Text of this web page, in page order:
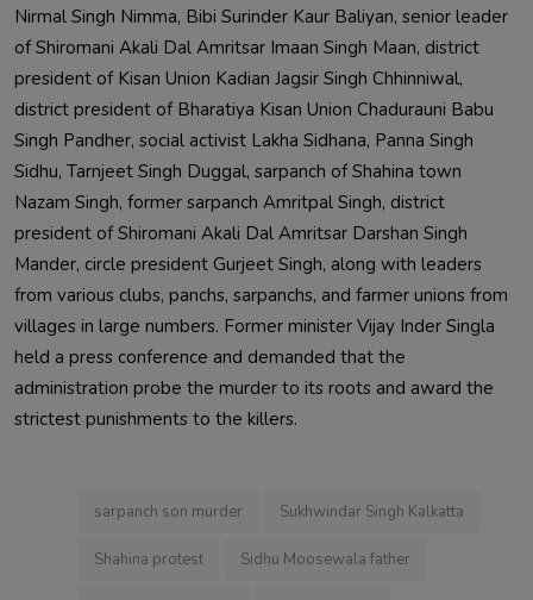
Nirmal Singh Nimma, Bibi Surinder Kaur Baliyan, senior leader
of Shiromani Akali Dal Amritsar Imaan Singh Maan, district
president of Kisan Union Kadian Jagsir Singh Chhinniwal,
district president of Bharatiya Kisan Union Chadurauni Babu
Singh Pandher, social activist Lakha Sidhana, Panna Singh
Sidhu, Tarnjeet Singh Duggal, sarpanch of Shahina town
Nazam Singh, former sarpanch Amritpal Singh, district
president of Shiromani Akali Dal Amritsar Darshan Singh
Mander, circle president Gurjeet Singh, along with leaders
from various clubs, panchs, sarpanchs, and farmer unions from
villages in large numbers. Former minister Vijay Inder Singla
held a press conference and demanded that the
administration probe the murder to its roots and award the
strictest punishments to the killers.
sarpanch son murder Sukhwindar Singh Kalkatta
Shahina protest Sidhu Moosewala father